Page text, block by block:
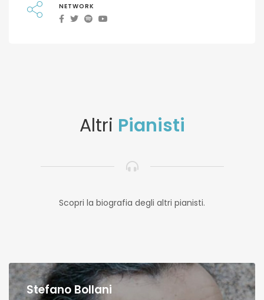
NETWORK
Altri Pianisti
Scopri la biografia degli altri pianisti.
Stefano Bollani